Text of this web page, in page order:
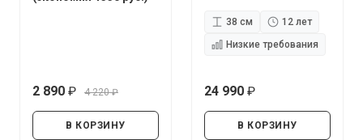
2 890
4 220
В КОРЗИНУ
38 см
12 лет
Низкие требования
24 990
В КОРЗИНУ